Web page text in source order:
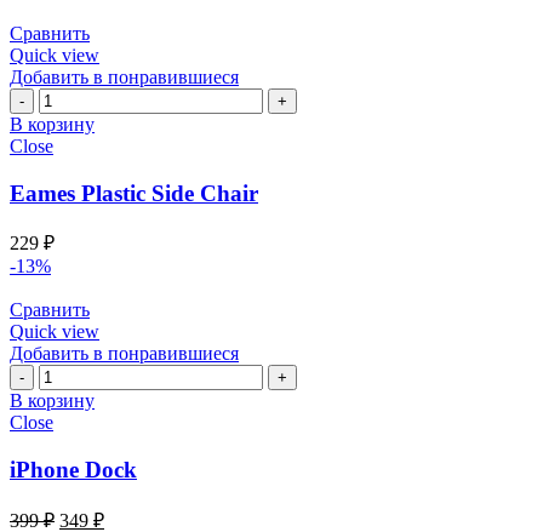
Сравнить
Quick view
Добавить в понравившиеся
Количество
Eames
Plastic
В корзину
Close
Eames Plastic Side Chair
229 ₽
-13%
Сравнить
Quick view
Добавить в понравившиеся
Количество
iPhone
Dock
В корзину
Close
iPhone Dock
399₽ 349 ₽